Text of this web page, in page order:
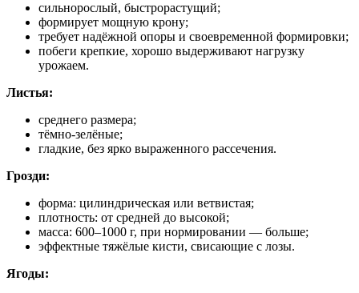
сильнорослый, быстрорастущий;
формирует мощную крону;
требует надёжной опоры и своевременной формировки;
побеги крепкие, хорошо выдерживают нагрузку
урожаем.
Листья:
среднего размера;
тёмно‑зелёные;
гладкие, без ярко выраженного рассечения.
Грозди:
форма: цилиндрическая или ветвистая;
плотность: от средней до высокой;
масса: 600–1000 г, при нормировании — больше;
эффектные тяжёлые кисти, свисающие с лозы.
Ягоды: